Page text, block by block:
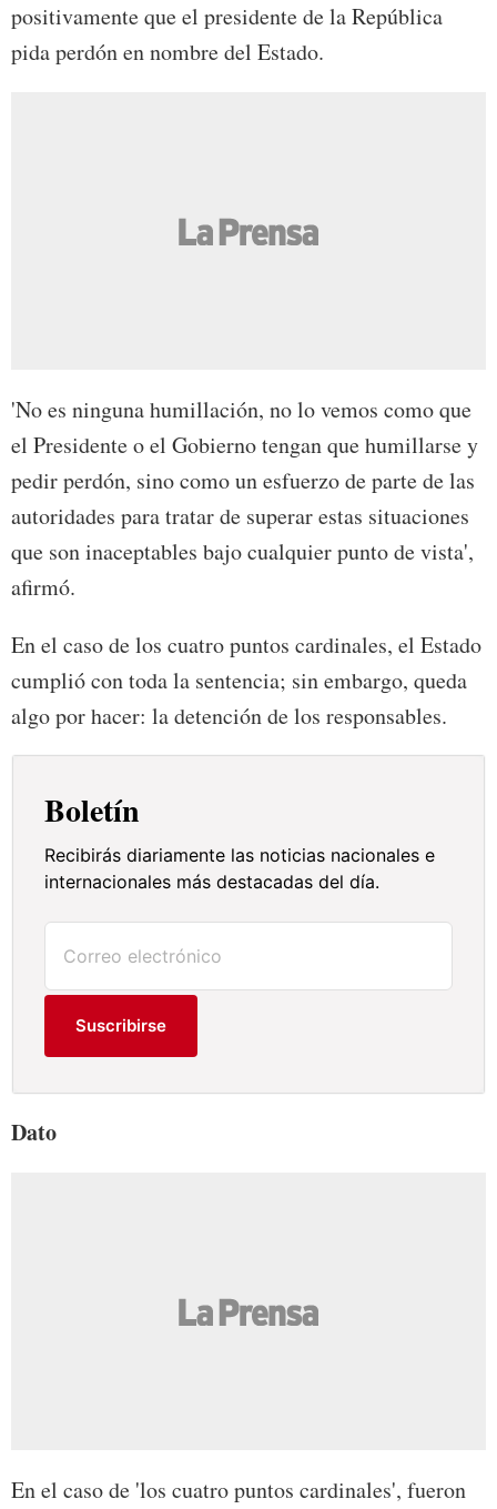
positivamente que el presidente de la República
pida perdón en nombre del Estado.
'No es ninguna humillación, no lo vemos como que
el Presidente o el Gobierno tengan que humillarse y
pedir perdón, sino como un esfuerzo de parte de las
autoridades para tratar de superar estas situaciones
que son inaceptables bajo cualquier punto de vista',
afirmó.
En el caso de los cuatro puntos cardinales, el Estado
cumplió con toda la sentencia; sin embargo, queda
algo por hacer: la detención de los responsables.
Boletín
Recibirás diariamente las noticias nacionales e
internacionales más destacadas del día.
Suscribirse
Dato
En el caso de 'los cuatro puntos cardinales', fueron